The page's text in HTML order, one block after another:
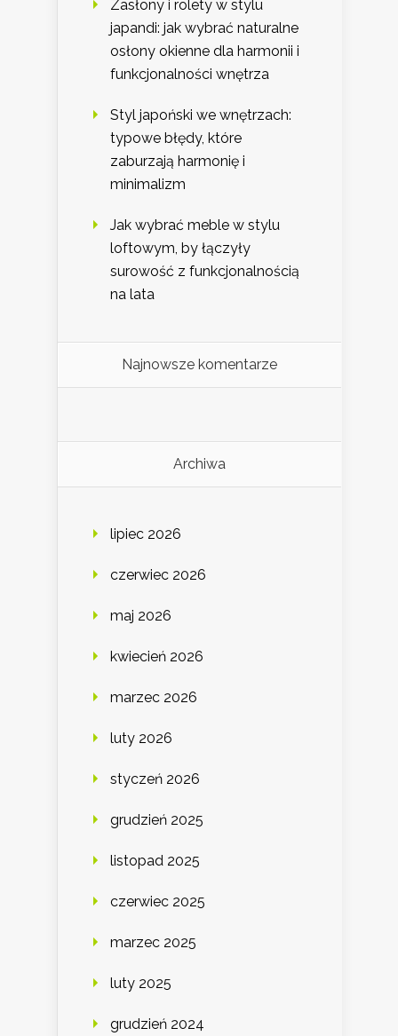
Zasłony i rolety w stylu
japandi: jak wybrać naturalne
osłony okienne dla harmonii i
funkcjonalności wnętrza
Styl japoński we wnętrzach:
typowe błędy, które
zaburzają harmonię i
minimalizm
Jak wybrać meble w stylu
loftowym, by łączyły
surowość z funkcjonalnością
na lata
Najnowsze komentarze
Archiwa
lipiec 2026
czerwiec 2026
maj 2026
kwiecień 2026
marzec 2026
luty 2026
styczeń 2026
grudzień 2025
listopad 2025
czerwiec 2025
marzec 2025
luty 2025
grudzień 2024